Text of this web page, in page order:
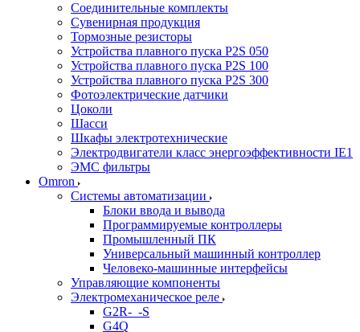
Соединительные комплекты
Сувенирная продукция
Тормозные резисторы
Устройства плавного пуска P2S 050
Устройства плавного пуска P2S 100
Устройства плавного пуска P2S 300
Фотоэлектрические датчики
Цоколи
Шасси
Шкафы электротехнические
Электродвигатели класс энергоэффективности IE1
ЭМС фильтры
Omron
Системы автоматизации
Блоки ввода и вывода
Программируемые контроллеры
Промышленный ПК
Универсальный машинный контроллер
Человеко-машинные интерфейсы
Управляющие компоненты
Электромеханическое реле
G2R-_-S
G4Q